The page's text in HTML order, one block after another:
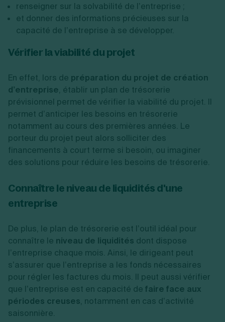
renseigner sur la solvabilité de l’entreprise ;
et donner des informations précieuses sur la
capacité de l’entreprise à se développer.
Vérifier la viabilité du projet
En effet, lors de préparation du projet de création
d’entreprise, établir un plan de trésorerie
prévisionnel permet de vérifier la viabilité du projet. Il
permet d’anticiper les besoins en trésorerie
notamment au cours des premières années. Le
porteur du projet peut alors solliciter des
financements à court terme si besoin, ou imaginer
des solutions pour réduire les besoins de trésorerie.
Connaître le niveau de liquidités d'une
entreprise
De plus, le plan de trésorerie est l’outil idéal pour
connaître le niveau de liquidités dont dispose
l’entreprise chaque mois. Ainsi, le dirigeant peut
s’assurer que l’entreprise a les fonds nécessaires
pour régler les factures du mois. Il peut aussi vérifier
que l’entreprise est en capacité de faire face aux
périodes creuses, notamment en cas d’activité
saisonnière.